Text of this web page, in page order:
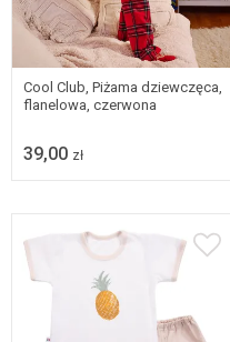
Dostępne w wielu
rozmiarach
Cool Club, Piżama dziewczęca,
flanelowa, czerwona
39,00 zł